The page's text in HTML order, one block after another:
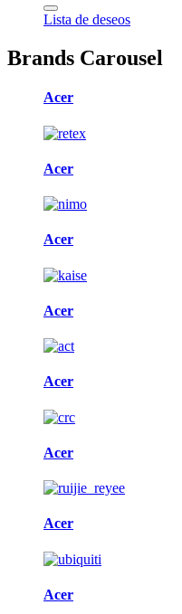
Lista de deseos
Brands Carousel
Acer
Acer
Acer
Acer
Acer
Acer
Acer
Acer